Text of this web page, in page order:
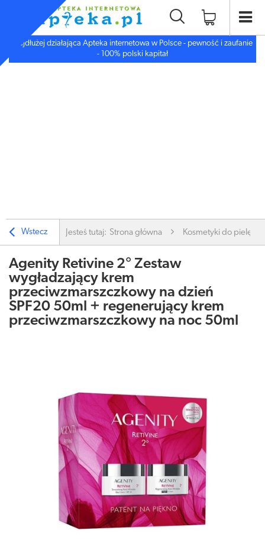
Najdłużej działająca Apteka internetowa w Polsce - pewność i zaufanie
- 100% polski kapitał
Wstecz Jesteś tutaj: Strona główna Kosmetyki do
Agenity Retivine 2° Zestaw
wygładzający krem
przeciwzmarszczkowy na dzień
SPF20 50ml + regenerujący krem
przeciwzmarszczkowy na noc 50ml